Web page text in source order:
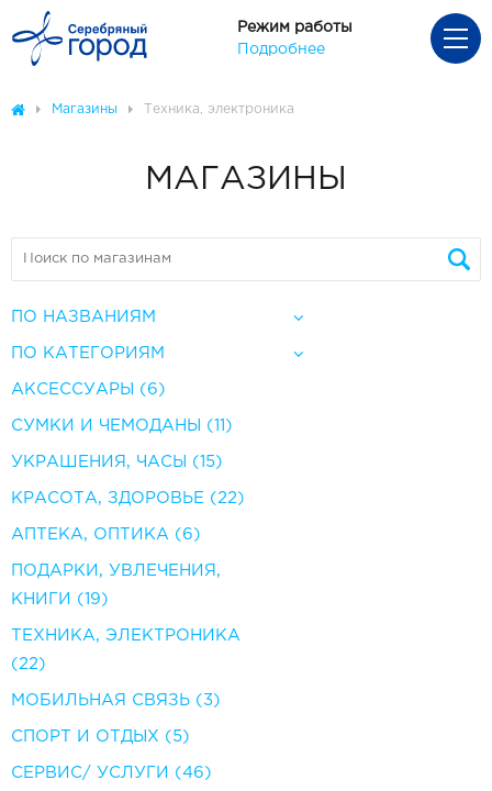
Режим работы
Подробнее
Магазины Техника, электроника
МАГАЗИНЫ
ПО НАЗВАНИЯМ
ПО КАТЕГОРИЯМ
АКСЕССУАРЫ (6)
СУМКИ И ЧЕМОДАНЫ (11)
УКРАШЕНИЯ, ЧАСЫ (15)
КРАСОТА, ЗДОРОВЬЕ (22)
АПТЕКА, ОПТИКА (6)
ПОДАРКИ, УВЛЕЧЕНИЯ,
КНИГИ (19)
ТЕХНИКА, ЭЛЕКТРОНИКА
(22)
МОБИЛЬНАЯ СВЯЗЬ (3)
СПОРТ И ОТДЫХ (5)
СЕРВИС/ УСЛУГИ (46)